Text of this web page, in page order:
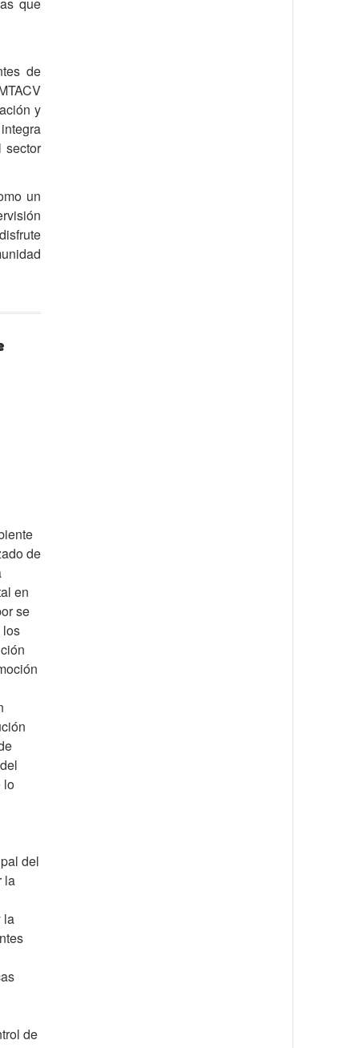
de
y
sector
un
de
en
se
los
lo
del
la
la
de